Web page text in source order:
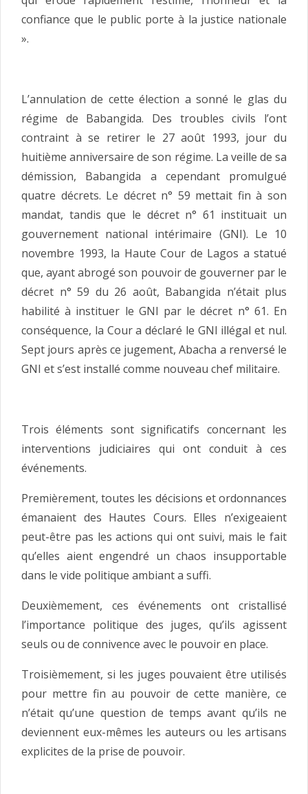
confiance que le public porte à la justice nationale
».
L’annulation de cette élection a sonné le glas du
régime de Babangida. Des troubles civils l’ont
contraint à se retirer le 27 août 1993, jour du
huitième anniversaire de son régime. La veille de sa
démission, Babangida a cependant promulgué
quatre décrets. Le décret n° 59 mettait fin à son
mandat, tandis que le décret n° 61 instituait un
gouvernement national intérimaire (GNI). Le 10
novembre 1993, la Haute Cour de Lagos a statué
que, ayant abrogé son pouvoir de gouverner par le
décret n° 59 du 26 août, Babangida n’était plus
habilité à instituer le GNI par le décret n° 61. En
conséquence, la Cour a déclaré le GNI illégal et nul.
Sept jours après ce jugement, Abacha a renversé le
GNI et s’est installé comme nouveau chef militaire.
Trois éléments sont significatifs concernant les
interventions judiciaires qui ont conduit à ces
événements.
Premièrement, toutes les décisions et ordonnances
émanaient des Hautes Cours. Elles n’exigeaient
peut-être pas les actions qui ont suivi, mais le fait
qu’elles aient engendré un chaos insupportable
dans le vide politique ambiant a suffi.
Deuxièmement, ces événements ont cristallisé
l’importance politique des juges, qu’ils agissent
seuls ou de connivence avec le pouvoir en place.
Troisièmement, si les juges pouvaient être utilisés
pour mettre fin au pouvoir de cette manière, ce
n’était qu’une question de temps avant qu’ils ne
deviennent eux-mêmes les auteurs ou les artisans
explicites de la prise de pouvoir.